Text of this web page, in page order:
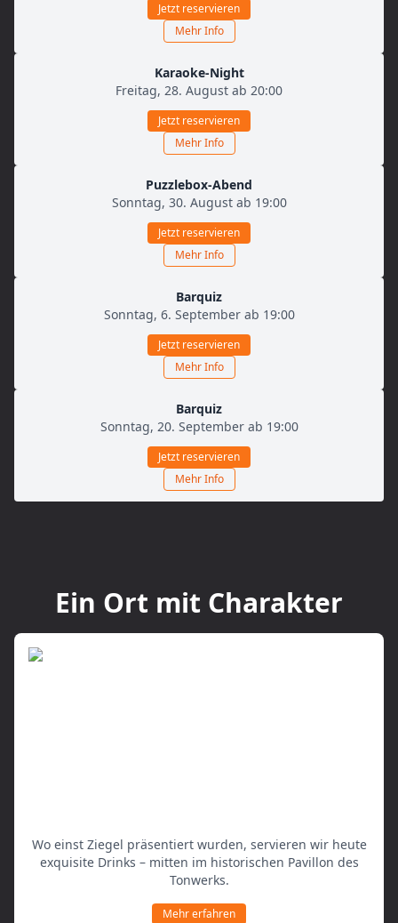
Jetzt reservieren
Mehr Info
Karaoke-Night
Freitag, 28. August ab 20:00
Jetzt reservieren
Mehr Info
Puzzlebox-Abend
Sonntag, 30. August ab 19:00
Jetzt reservieren
Mehr Info
Barquiz
Sonntag, 6. September ab 19:00
Jetzt reservieren
Mehr Info
Barquiz
Sonntag, 20. September ab 19:00
Jetzt reservieren
Mehr Info
Ein Ort mit Charakter
Wo einst Ziegel präsentiert wurden, servieren wir heute
exquisite Drinks – mitten im historischen Pavillon des
Tonwerks.
Mehr erfahren